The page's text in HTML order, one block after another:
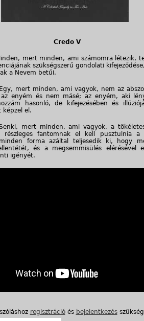
Credo V
mert minden, ami számomra létezik,
szükségszerű gondolati
a Nevem betűi.
mert minden, ami vagyok, nem az
enyém és nem másé; az enyém, aki
hasonló, de kifejezésében és
képzel el.
mert minden, ami vagyok, a
részleges fantomnak el kell pusztulnia a
forma azáltal teljesedik ki, hogy
és a megsemmisülés elérésével
igényét.
regisztrációés bejelentkezés